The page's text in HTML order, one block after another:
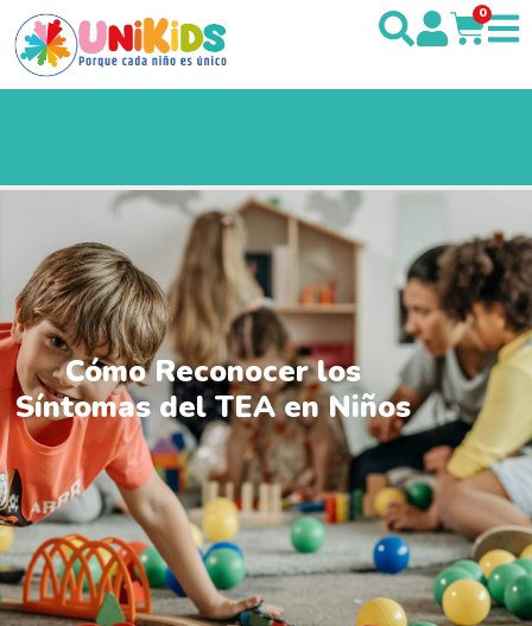
0
Cómo Reconocer los
Síntomas del TEA en Niños